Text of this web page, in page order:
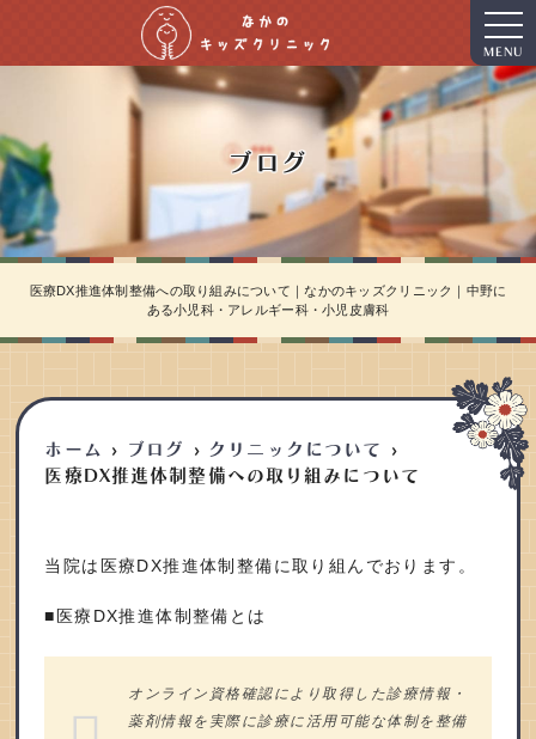
MENU
ブログ
医療DX推進体制整備への取り組みについて｜なかのキッズクリニック｜中野に
ある小児科・アレルギー科・小児皮膚科
ホーム ブログ
クリニックについて
医療DX推進体制整備への取り組みについて
当院は医療DX推進体制整備に取り組んでおります。
■医療DX推進体制整備とは
オンライン資格確認により取得した診療情報・
薬剤情報を実際に診療に活用可能な体制を整備